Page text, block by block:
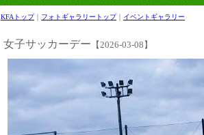
KFAトップ｜ フォトギャラリートップ｜ イベントギャラリー
女子サッカーデー 【2026-03-08】